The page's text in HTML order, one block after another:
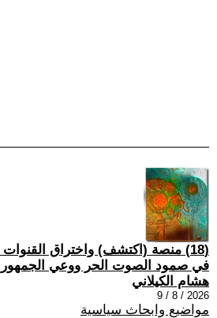
(18) منصة (اكتشف) واختراق
في صمود الصوت الحر ووعي الجمهور
هشام الكيلاني
2026 / 8 / 9
مواضيع وابحاث سياسية